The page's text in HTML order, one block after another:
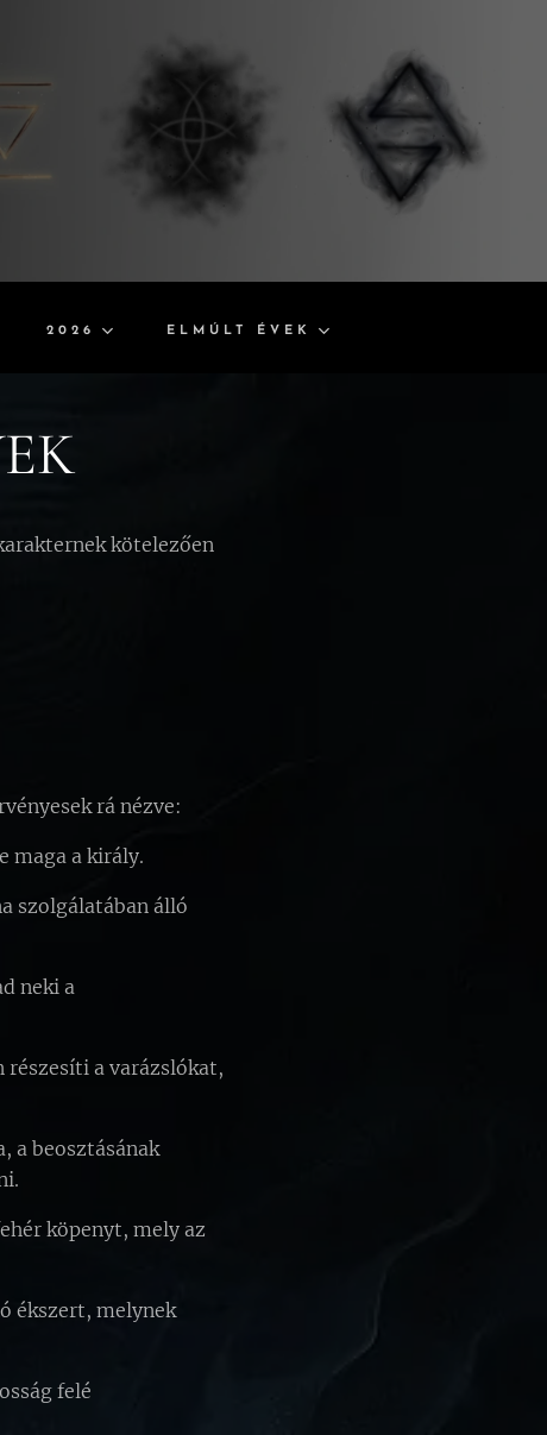
2026 ELMÚLT ÉVEK
kötelezően
rá nézve:
maga a király.
szolgálatában álló
neki a
részesíti a varázslókat,
a beosztásának
köpenyt, mely az
ékszert, melynek
felé